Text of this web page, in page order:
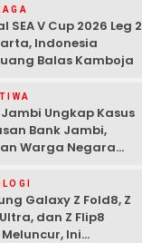
SEA V Cup 2026 Leg 2
Indonesia
Balas Kamboja
Ungkap Kasus
Bank Jambi,
Warga Negara
Ditangkap
Galaxy Z Fold8, Z
dan Z Flip8
Meluncur, Ini